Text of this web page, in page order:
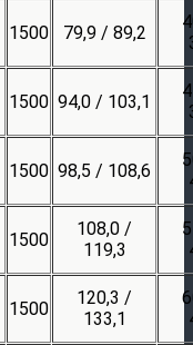
1500 79,9 / 89,2
1500 94,0 / 103,1
1500 98,5 / 108,6
1500
108,0 /
119,3
1500
120,3 /
133,1